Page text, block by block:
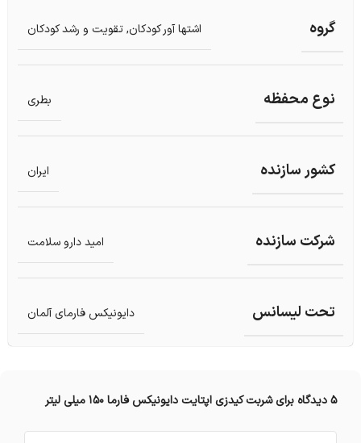
گروه اشتها آور کودکان,تقویت و رشد کودکان
نوع محفظه بطری
کشور سازنده ایران
شرکت سازنده امید دارو سلامت
تحت لیسانس دایونیکس فارمای آلمان
5 دیدگاه برای شربت کیدزی اپتایت دایونیکس فارما 150 میلی لیتر